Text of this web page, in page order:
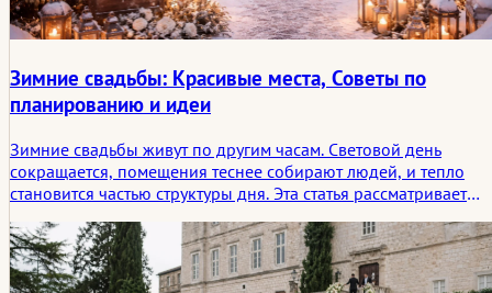
Зимние свадьбы: Красивые места, Советы по
планированию и идеи
Зимние свадьбы живут по другим часам. Световой день
сокращается, помещения теснее собирают людей, и тепло
становится частью структуры дня. Эта статья рассматривает
торжества, формируемую атмосферой, камерностью и
эмоциональным следом, который оставляет зимняя
обстановка.